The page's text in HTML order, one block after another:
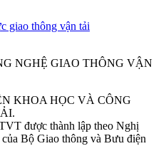
KHOA HỌC VÀ CÔNG
được thành lập theo Nghị
Bộ Giao thông và Bưu điện